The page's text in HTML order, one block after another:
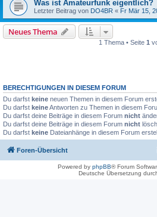
Was ist Amateurfunk eigentlich?
Letzter Beitrag von DO4BR « Fr Mär 15,
Neues Thema
1 Thema • Seite 1
BERECHTIGUNGEN IN DIESEM FORUM
Du darfst keine neuen Themen in diesem Forum
Du darfst keineAntworten zu Themen in diesem
Du darfst deine Beiträge in diesem Forum nicht
Du darfst deine Beiträge in diesem Forum nicht
Du darfst keine Dateianhänge in diesem Forum
Foren-Übersicht
Powered by phpBB® Forum
Deutsche Übersetzung